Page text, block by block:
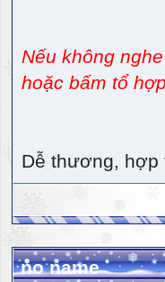
Nếu không
hoặc bấm tổ
Dễ thương, hợp
no name